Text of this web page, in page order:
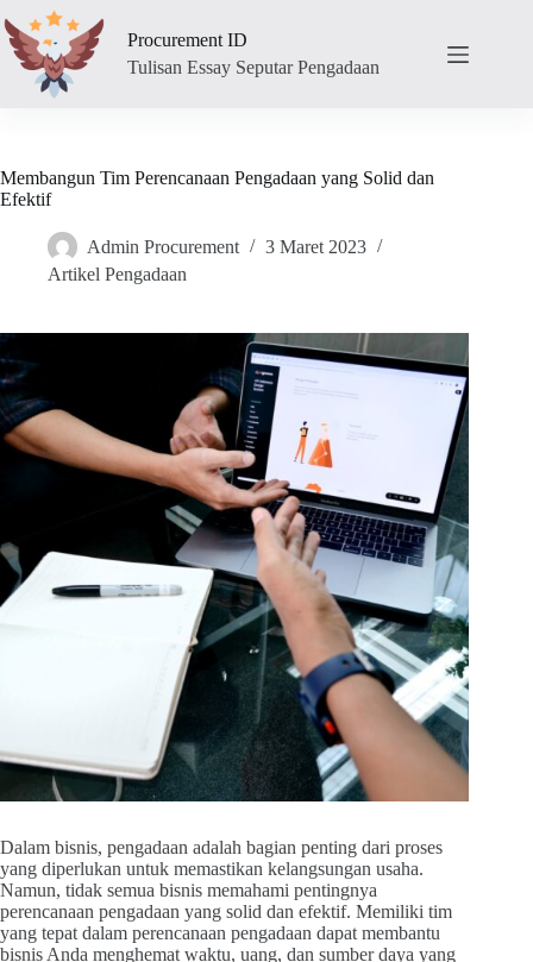
to
content
Procurement ID
Tulisan Essay Seputar Pengadaan
Membangun Tim Perencanaan Pengadaan yang Solid dan
Efektif
Admin Procurement
3 Maret 2023
Artikel Pengadaan
Dalam bisnis, pengadaan adalah bagian penting dari proses
yang diperlukan untuk memastikan kelangsungan usaha.
Namun, tidak semua bisnis memahami pentingnya
perencanaan pengadaan yang solid dan efektif. Memiliki tim
yang tepat dalam perencanaan pengadaan dapat membantu
bisnis Anda menghemat waktu, uang, dan sumber daya yang